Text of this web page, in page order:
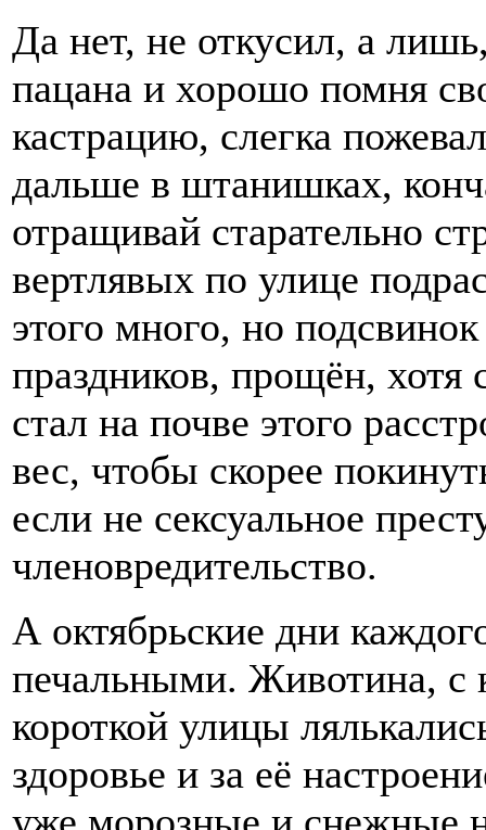
Да нет, не откусил, а
пацана и хорошо помня
кастрацию, слегка
дальше в штанишках,
отращивай старательно
вертлявых по улице
этого много, но
праздников, прощён, хотя
стал на почве этого
вес, чтобы скорее
если не сексуальное
членовредительство.
А октябрьские дни
печальными. Животина, с
короткой улицы
здоровье и за её